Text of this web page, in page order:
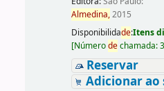
Almedina,2015
Disponibilidade:Itens
[Númerodechamada:
Reservar
Adicionar ao